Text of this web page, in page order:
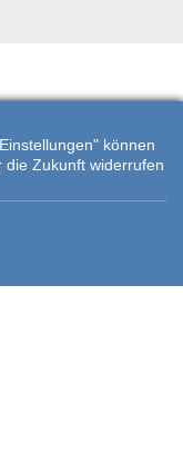
können
die Zukunft widerrufen